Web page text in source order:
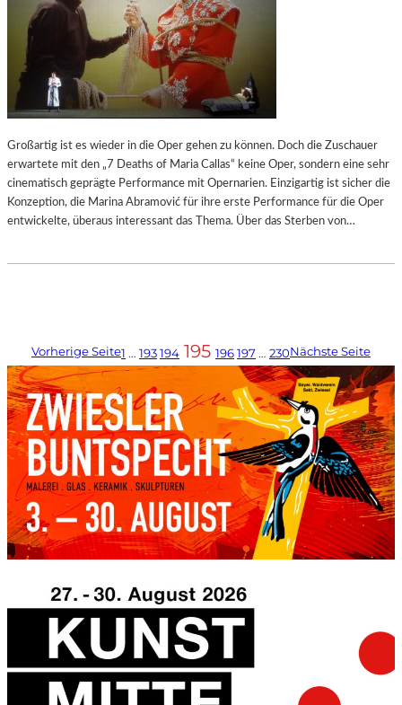
Großartig ist es wieder in die Oper gehen zu können. Doch die Zuschauer
erwartete mit den „7 Deaths of Maria Callas“ keine Oper, sondern eine sehr
cinematisch geprägte Performance mit Opernarien. Einzigartig ist sicher die
Konzeption, die Marina Abramović für ihre erste Performance für die Oper
entwickelte, überaus interessant das Thema. Über das Sterben von…
Vorherige Seite1 … 193194 195 196197… 230Nächste Seite